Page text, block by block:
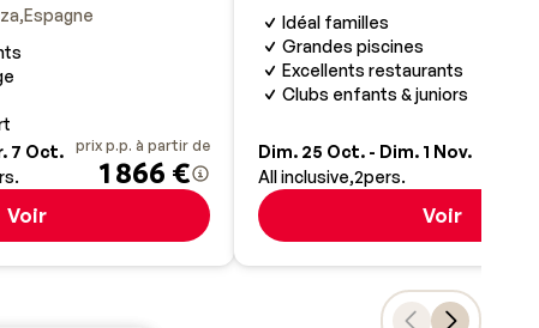
Espagne
7 Oct.
prix p.p. à partir de
1 866 €
Voir
Idéal familles
Grandes piscines
Excellents restaurants
Clubs enfants & juniors
Dim. 25 Oct. - Dim. 1 Nov.
All inclusive 2pers.
Voir